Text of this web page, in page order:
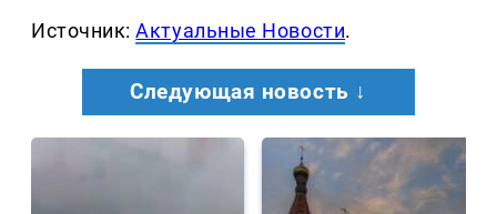
Источник:Актуальные Новости.
Следующая новость ↓